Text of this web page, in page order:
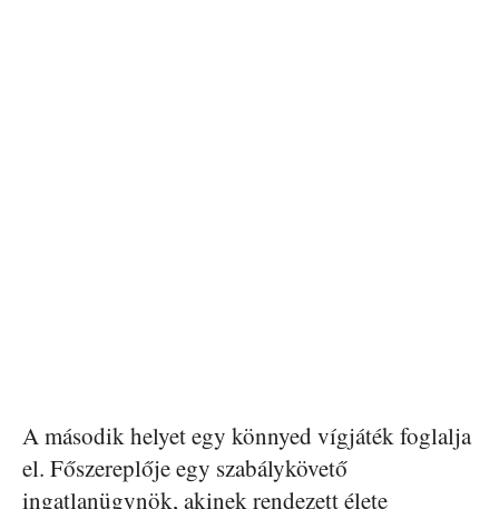
A második helyet egy könnyed vígjáték foglalja
el. Főszereplője egy szabálykövető
ingatlanügynök, akinek rendezett élete